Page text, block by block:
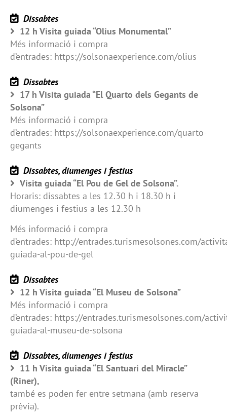
Dissabtes
12 h Visita guiada “Olius Monumental”
Més informació i compra
d’entrades: https://solsonaexperience.com/olius
Dissabtes
17 h Visita guiada “El Quarto dels Gegants de
Solsona”
Més informació i compra
d’entrades: https://solsonaexperience.com/quarto-
gegants
Dissabtes, diumenges i festius
Visita guiada “El Pou de Gel de Solsona”.
Horaris: dissabtes a les 12.30 h i 18.30 h i
diumenges i festius a les 12.30 h
Més informació i compra
d’entrades: http://entrades.turismesolsones.com/
guiada-al-pou-de-gel
Dissabtes
12 h Visita guiada “El Museu de Solsona”
Més informació i compra
d’entrades: https://entrades.turismesolsones.com/
guiada-al-museu-de-solsona
Dissabtes, diumenges i festius
11 h Visita guiada “El Santuari del Miracle”
(Riner),
també es poden fer entre setmana (amb reserva
prèvia).